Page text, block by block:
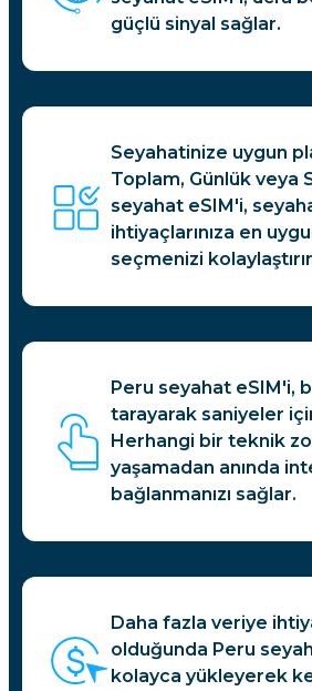
güçlü sinyal sağlar.
Seyahatinize uygun
Toplam, Günlük veya
seyahat eSIM'i,
ihtiyaçlarınıza en
seçmenizi
Peru seyahat eSIM'i,
tarayarak saniyeler
Herhangi bir teknik
yaşamadan anında
bağlanmanızı sağlar.
Daha fazla veriye
olduğunda Peru
kolayca yükleyerek